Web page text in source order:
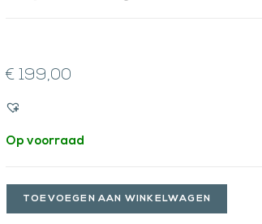
€ 199,00
Op voorraad
TOEVOEGEN AAN WINKELWAGEN